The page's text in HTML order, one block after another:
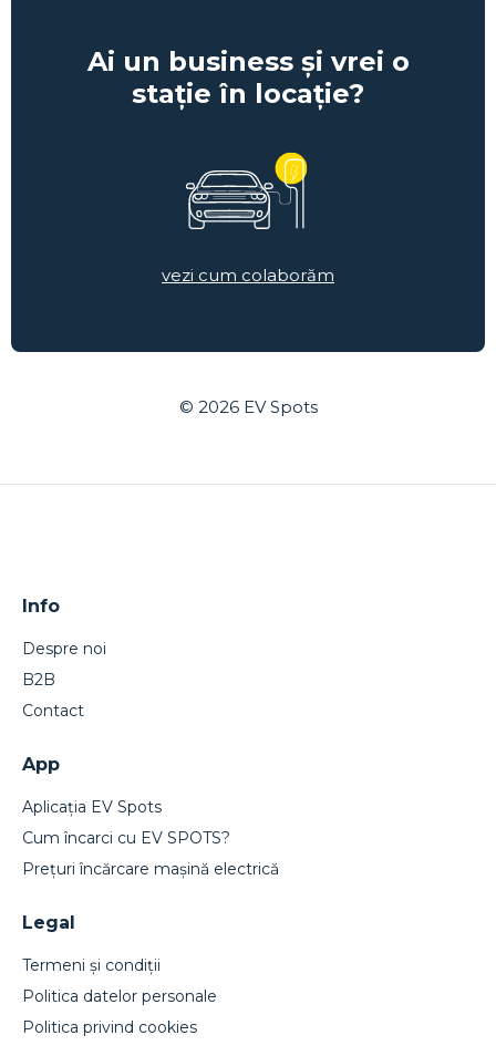
Ai un business și vrei o
stație în locație?
vezi cum colaborăm
© 2026 EV Spots
Info
Despre noi
B2B
Contact
App
Aplicația EV Spots
Cum încarci cu EV SPOTS?
Prețuri încărcare mașină electrică
Legal
Termeni și condiții
Politica datelor personale
Politica privind cookies